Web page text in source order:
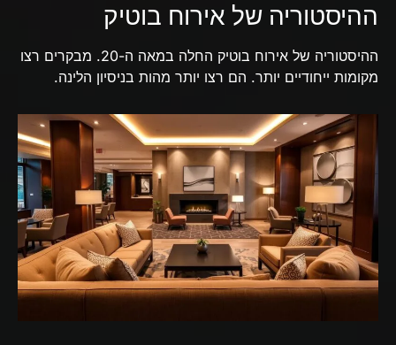
ההיסטוריה של אירוח בוטיק
ההיסטוריה של אירוח בוטיק החלה במאה ה-20. מבקרים רצו
מקומות ייחודיים יותר. הם רצו יותר מהות בניסיון הלינה.